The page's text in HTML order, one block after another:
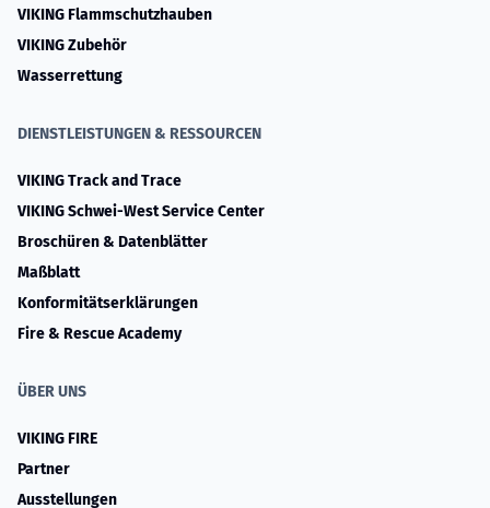
VIKING Flammschutzhauben
VIKING Zubehör
Wasserrettung
DIENSTLEISTUNGEN & RESSOURCEN
VIKING Track and Trace
VIKING Schwei-West Service Center
Broschüren & Datenblätter
Maßblatt
Konformitätserklärungen
Fire & Rescue Academy
ÜBER UNS
VIKING FIRE
Partner
Ausstellungen